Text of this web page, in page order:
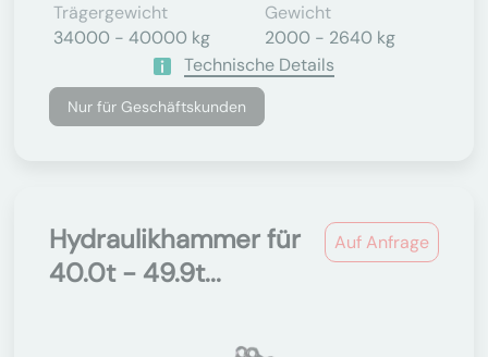
Trägergewicht
34000 - 40000 kg
Gewicht
2000 - 2640 kg
Technische Details
Nur für Geschäftskunden
Auf Anfrage
Hydraulikhammer für
40.0t - 49.9t...